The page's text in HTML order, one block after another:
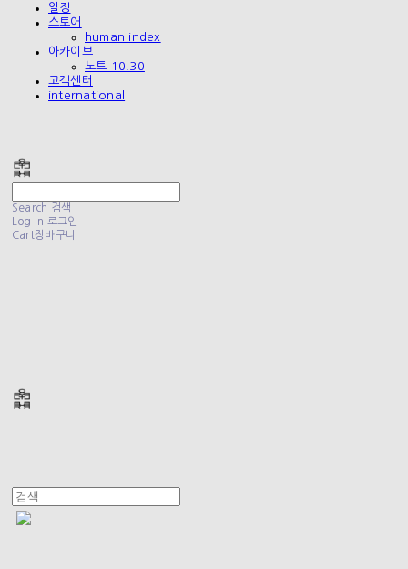
일정
스토어
human index
아카이브
노트 10.30
고객센터
international
Search 검색
Log In 로그인
Cart장바구니